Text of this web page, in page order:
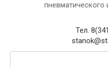
пневматического
Тел.